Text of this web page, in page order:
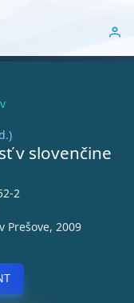
v slovenčine
2
Prešove, 2009